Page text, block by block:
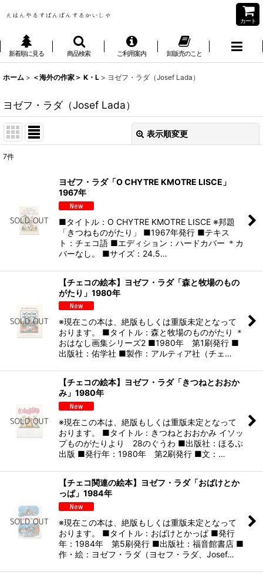
カート
新着順に見る 商品検索 ご利用案内 卸販売のこと
ホーム > ＜海外の作家＞ K・L > ヨゼフ・ラダ（Josef Lada）
ヨゼフ・ラダ（Josef Lada）
表示順変更
絞り込む
7件
ヨゼフ・ラダ「O CHYTRE KMOTRE LISCE」
1967年
■タイトル：O CHYTRE KMOTRE LISCE ※邦題
「きつねものがたり」 ■1967年発行 ■テキス
ト：チェコ語 ■エディション：ハードカバー ＊カ
バーなし。 ■サイズ：24.5…
【チェコの絵本】ヨゼフ・ラダ「森と牧場のもの
がたり」1980年
※現在この本は、絶版もしくは重版未定となって
おります。 ■タイトル：森と牧場のものがたり ＊
おはなし画集シリーズ2 ■1980年 第1刷発行 ■
出版社：佑学社 ■製作：アルティア社（チェ…
【チェコの絵本】ヨゼフ・ラダ「きつねとおおか
み」1980年
※現在この本は、絶版もしくは重版未定となって
おります。 ■タイトル：きつねとおおかみ イソッ
プものがたりより 28のぐうわ ■出版社：ほるぷ
出版 ■発行年：1980年 第2刷発行 ■文：…
【チェコ関連の絵本】ヨゼフ・ラダ「おばけとか
っぱ」1984年
※現在この本は、絶版もしくは重版未定となって
おります。 ■タイトル：おばけとかっぱ ■発行
年：1984年 第5刷発行 ■出版社：福音館書店 ■
作・絵：ヨゼフ・ラダ（ヨセフ・ラダ、Josef…